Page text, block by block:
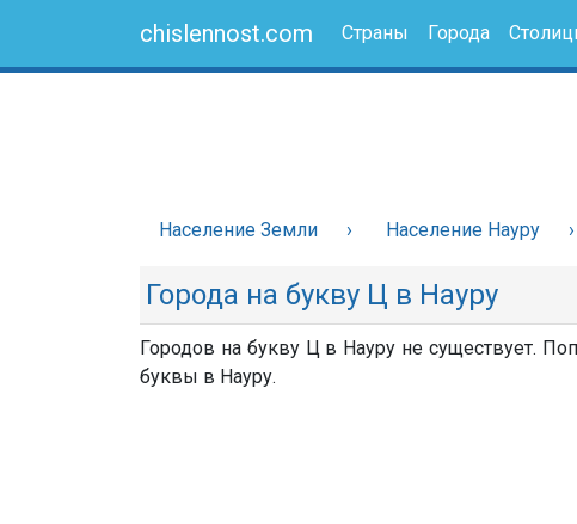
chislennost.com Страны Города
Население Земли Население Науру
Города на букву Ц в Науру
Городов на букву Ц в Науру не существует.
буквы в Науру.